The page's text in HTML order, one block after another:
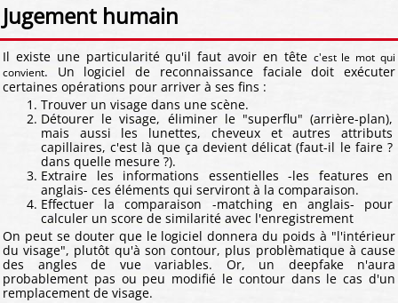
Jugement humain
Il existe une particularité qu'il faut avoir en tête c'est le mot qui
convient. Un logiciel de reconnaissance faciale doit exécuter
certaines opérations pour arriver à ses fins :
Trouver un visage dans une scène.
Détourer le visage, éliminer le "superflu" (arrière-plan),
mais aussi les lunettes, cheveux et autres attributs
capillaires, c'est là que ça devient délicat (faut-il le faire ?
dans quelle mesure ?).
Extraire les informations essentielles -les features en
anglais- ces éléments qui serviront à la comparaison.
Effectuer la comparaison -matching en anglais- pour
calculer un score de similarité avec l'enregistrement
On peut se douter que le logiciel donnera du poids à "l'intérieur
du visage", plutôt qu'à son contour, plus problèmatique à cause
des angles de vue variables. Or, un deepfake n'aura
probablement pas ou peu modifié le contour dans le cas d'un
remplacement de visage.